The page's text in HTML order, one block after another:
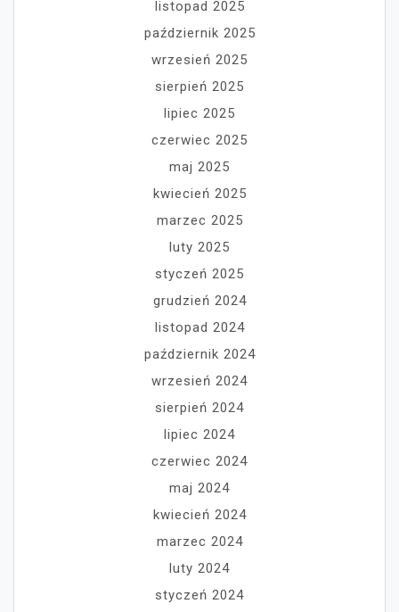
listopad 2025
październik 2025
wrzesień 2025
sierpień 2025
lipiec 2025
czerwiec 2025
maj 2025
kwiecień 2025
marzec 2025
luty 2025
styczeń 2025
grudzień 2024
listopad 2024
październik 2024
wrzesień 2024
sierpień 2024
lipiec 2024
czerwiec 2024
maj 2024
kwiecień 2024
marzec 2024
luty 2024
styczeń 2024